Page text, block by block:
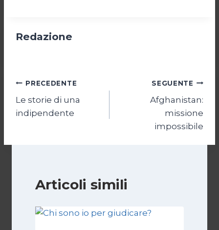
Redazione
Navigazione
articoli
PRECEDENTE
Le storie di una
indipendente
SEGUENTE
Afghanistan:
missione
impossibile
Articoli simili